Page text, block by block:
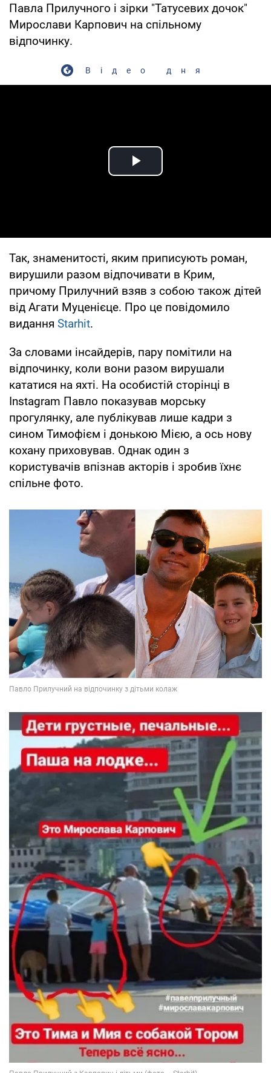
Павла Прилучного і зірки "Татусевих дочок"
Мирослави Карпович на спільному
відпочинку.
Відео дня
Play Video
Так, знаменитості, яким приписують роман,
вирушили разом відпочивати в Крим,
причому Прилучний взяв з собою також дітей
від Агати Муценієце. Про це повідомило
видання Starhit.
За словами інсайдерів, пару помітили на
відпочинку, коли вони разом вирушали
кататися на яхті. На особистій сторінці в
Instagram Павло показував морську
прогулянку, але публікував лише кадри з
сином Тимофієм і донькою Мією, а ось нову
кохану приховував. Однак один з
користувачів впізнав акторів і зробив їхнє
спільне фото.